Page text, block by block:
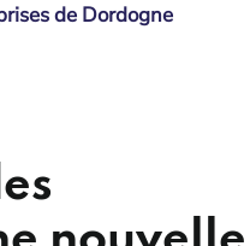
de Dordogne